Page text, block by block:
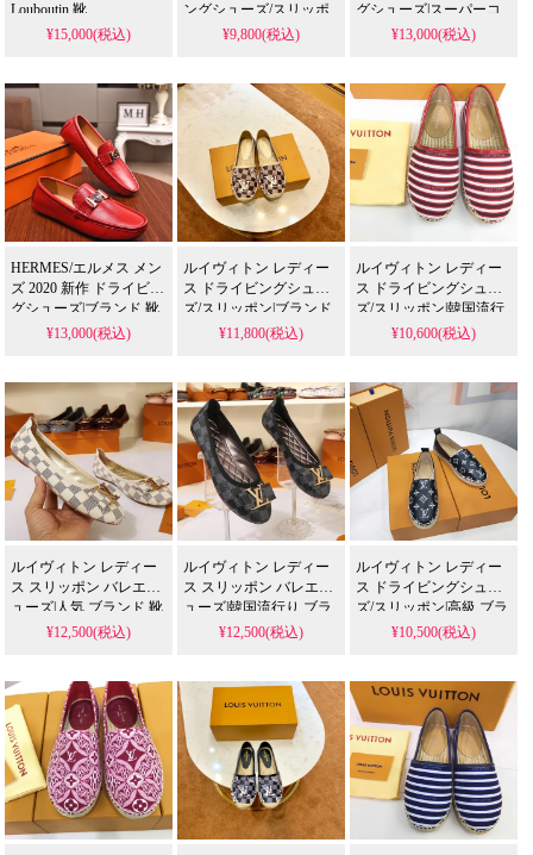
Louboutin 靴
¥15,000(税込)
ングシューズ/スリッポ
ン大人気|スーパーコピ
¥9,800(税込)
グシューズ|スーパーコ
ピー 優良サイト
¥13,000(税込)
HERMES/エルメス メン
ズ 2020 新作 ドライビン
グシューズ|ブランド 靴
¥13,000(税込)
ルイヴィトン レディー
ス ドライビングシュー
ズ/スリッポン|ブランド
靴 おすすめ
¥11,800(税込)
ルイヴィトン レディー
ス ドライビングシュー
ズ/スリッポン|韓国流行
り ブランド靴
¥10,600(税込)
ルイヴィトン レディー
ス スリッポン バレエシ
ューズ|人気 ブランド 靴
¥12,500(税込)
ルイヴィトン レディー
ス スリッポン バレエシ
ューズ|韓国流行り ブラ
ンド靴¥12,500(税込)
ルイヴィトン レディー
ス ドライビングシュー
ズ/スリッポン|高級 ブラ
ンド 靴¥10,500(税込)